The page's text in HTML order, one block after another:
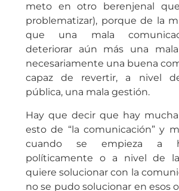
meto en otro berenjenal
problematizar), porque de la
que una mala
deteriorar aún más una
necesariamente una buena
capaz de revertir, a nivel
pública, una mala gestión.
Hay que decir que hay
esto de “la comunicación” y
cuando se empieza a
políticamente o a nivel de
quiere solucionar con la
no se pudo solucionar en esos